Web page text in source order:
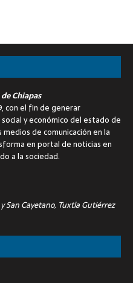
Chiapas
con el fin de generar
y económico del estado de
de comunicación en la
en portal de noticias en
a la sociedad.
San Cayetano, Tuxtla Gutiérrez